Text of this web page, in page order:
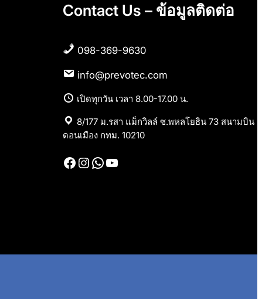
Contact Us – ข้อมูลติดต่อ
098-369-9630
info@prevotec.com
เปิดทุกวัน เวลา 8.00-17.00 น.
8/177 ม.รสา แม็กวิลล์ ซ.พหลโยธิน 73 สนามบิน
ดอนเมือง กทม. 10210
Facebook Instagram WhatsApp YouTube